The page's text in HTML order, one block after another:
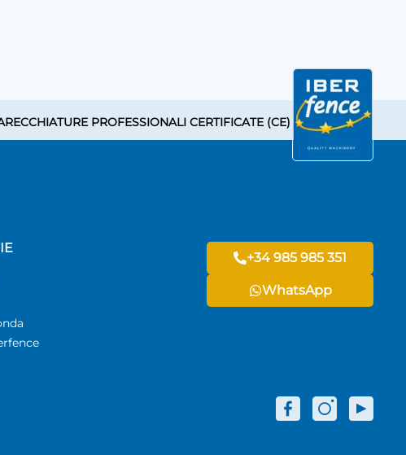
PROFESSIONALI CERTIFICATE (CE)
+34 985 985 351
WhatsApp